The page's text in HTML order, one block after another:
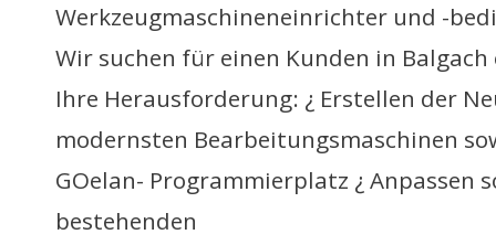
Werkzeugmaschineneinrichter und -
Wir suchen für einen Kunden in Balgach
Ihre Herausforderung: ¿ Erstellen der
modernsten Bearbeitungsmaschinen
GOelan- Programmierplatz ¿ Anpassen
bestehenden